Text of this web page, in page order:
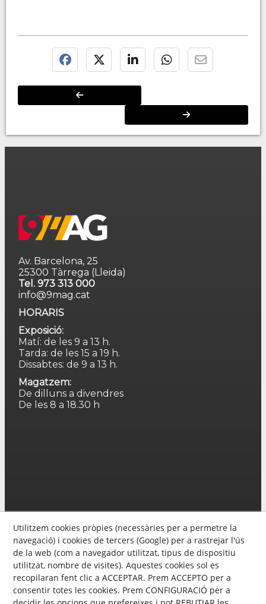
Av. Barcelona, 25
25300 Tàrrega (Lleida)
Tel. 973 313 000
info@9mag.cat
HORARIS
Exposició:
Matí: de les 9 a 13 h.
Tarda: de les 15 a 19 h.
Dissabtes: de 9 a 13 h.
Magatzem:
De dilluns a divendres
De les 8 a 18.30 h
Utilitzem cookies pròpies (necessàries per a permetre la
navegació) i cookies de tercers (Google) per a rastrejar l'ús
de la web (com a navegador utilitzat, tipus de dispositiu
utilitzat, nombre de visites). Aquestes cookies sol es
recopilaran fent clic a ACCEPTAR. Prem ACCEPTO per a
consentir totes les cookies. Prem CONFIGURACIÓ per a